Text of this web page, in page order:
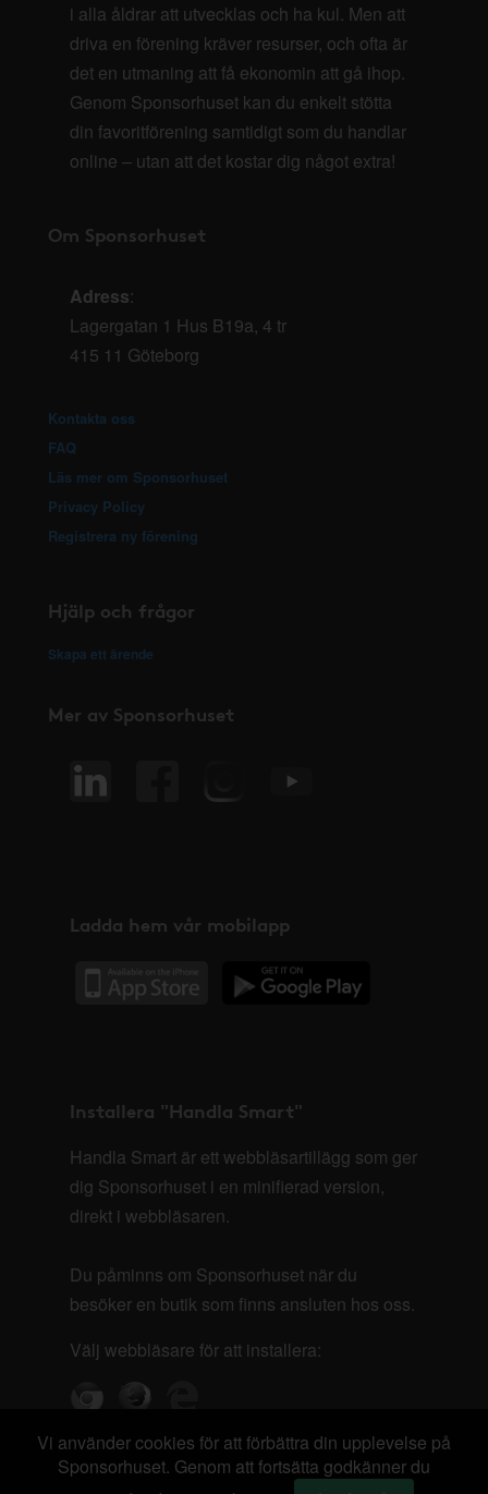
i alla åldrar att utvecklas och ha kul. Men att
driva en förening kräver resurser, och ofta är
det en utmaning att få ekonomin att gå ihop.
Genom Sponsorhuset kan du enkelt stötta
din favoritförening samtidigt som du handlar
online – utan att det kostar dig något extra!
Om Sponsorhuset
Adress:
Lagergatan 1 Hus B19a, 4 tr
415 11 Göteborg
Kontakta oss
FAQ
Läs mer om Sponsorhuset
Privacy Policy
Registrera ny förening
Hjälp och frågor
Skapa ett ärende
Mer av Sponsorhuset
Ladda hem vår mobilapp
Installera "Handla Smart"
Handla Smart är ett webbläsartillägg som ger
dig Sponsorhuset i en minifierad version,
direkt i webbläsaren.
Du påminns om Sponsorhuset när du
besöker en butik som finns ansluten hos oss.
Välj webbläsare för att installera:
Vi använder cookies för att förbättra din upplevelse på
Sponsorhuset. Genom att fortsätta godkänner du